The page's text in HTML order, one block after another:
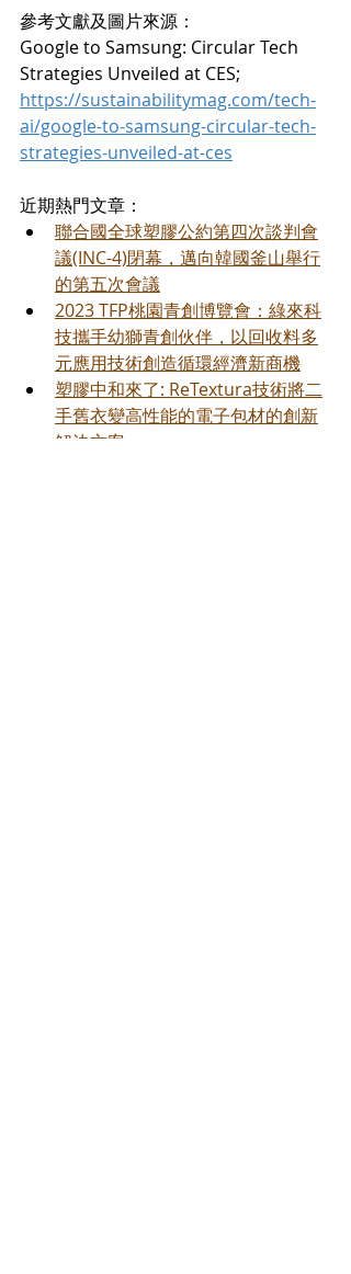
參考文獻及圖片來源：
Google to Samsung: Circular Tech
Strategies Unveiled at CES;
https://sustainabilitymag.com/tech-
ai/google-to-samsung-circular-tech-
strategies-unveiled-at-ces
近期熱門文章：
聯合國全球塑膠公約第四次談判會
議(INC-4)閉幕，邁向韓國釜山舉行
的第五次會議
2023 TFP桃園青創博覽會：綠來科
技攜手幼獅青創伙伴，以回收料多
元應用技術創造循環經濟新商機
塑膠中和來了: ReTextura技術將二
手舊衣變高性能的電子包材的創新
解決方案